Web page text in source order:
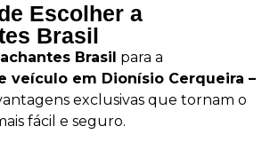
Escolher a
Brasil
Brasil para a
veículo em Dionísio Cerqueira –
exclusivas que tornam o
fácil e seguro.